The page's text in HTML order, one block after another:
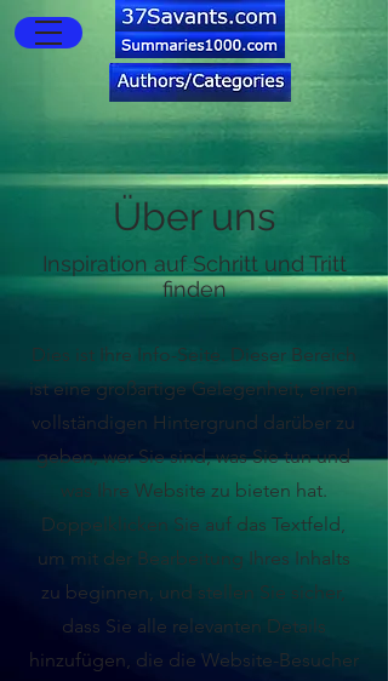
Über uns
Inspiration auf Schritt und Tritt
finden
Dies ist Ihre Info-Seite. Dieser Bereich
ist eine großartige Gelegenheit, einen
vollständigen Hintergrund darüber zu
geben, wer Sie sind, was Sie tun und
was Ihre Website zu bieten hat.
Doppelklicken Sie auf das Textfeld,
um mit der Bearbeitung Ihres Inhalts
zu beginnen, und stellen Sie sicher,
dass Sie alle relevanten Details
hinzufügen, die die Website-Besucher